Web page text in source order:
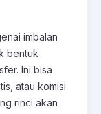
imbalan
bentuk
Ini bisa
atau komisi
rinci akan